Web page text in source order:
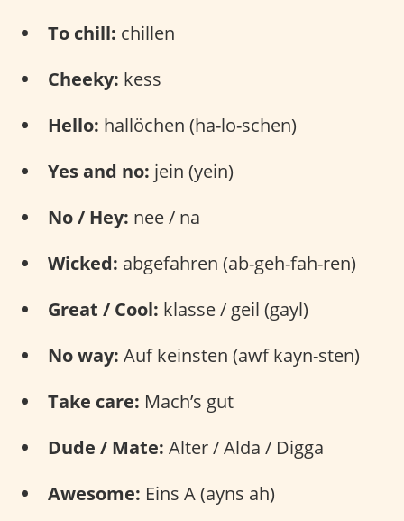
To chill: chillen
Cheeky: kess
Hello: hallöchen (ha-lo-schen)
Yes and no: jein (yein)
No / Hey: nee / na
Wicked: abgefahren (ab-geh-fah-ren)
Great / Cool: klasse / geil (gayl)
No way: Auf keinsten (awf kayn-sten)
Take care: Mach’s gut
Dude / Mate: Alter / Alda / Digga
Awesome: Eins A (ayns ah)